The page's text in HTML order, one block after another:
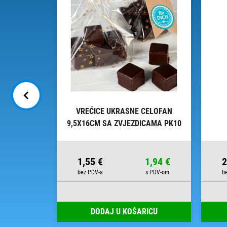
- DAL
VREĆICE UKRASNE CELOFAN
9,5X16CM SA ZVJEZDICAMA PK10
1,55 € 1,94 €
DODAJ U KOŠARICU